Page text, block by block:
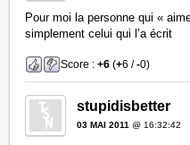
Pour moi la personne qui «
simplement celui qui l’a écrit
Score :+6 (+6 /-0)
stupidisbetter
03 MAI 2011 @ 16:32:42